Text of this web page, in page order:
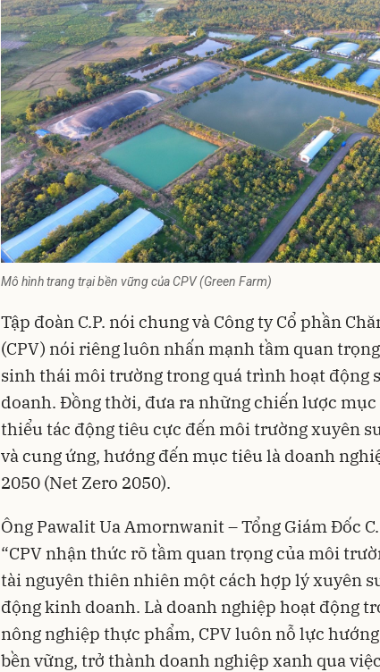
Mô hình trang trại bền vững của CPV (Green Farm)
Tập đoàn C.P. nói chung và Công ty Cổ phần
(CPV) nói riêng luôn nhấn mạnh tầm quan
sinh thái môi trường trong quá trình hoạt động
doanh. Đồng thời, đưa ra những chiến lược
thiểu tác động tiêu cực đến môi trường xuyên
và cung ứng, hướng đến mục tiêu là doanh
2050 (Net Zero 2050).
Ông Pawalit Ua Amornwanit – Tổng Giám Đốc
“CPV nhận thức rõ tầm quan trọng của môi
tài nguyên thiên nhiên một cách hợp lý xuyên
động kinh doanh. Là doanh nghiệp hoạt động
nông nghiệp thực phẩm, CPV luôn nỗ lực
bền vững, trở thành doanh nghiệp xanh qua